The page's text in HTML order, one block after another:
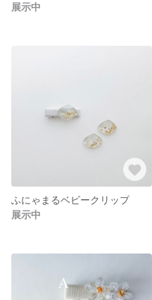
展示中
ふにゃまるベビークリップ
展示中